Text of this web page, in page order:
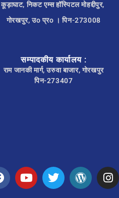
कूड़ाघाट, निकट एम्स हॉस्पिटल मोहद्दीपुर,
गोरखपुर, उo प्रo । पिन-273008
सम्पादकीय कार्यालय :
राम जानकी मार्ग, उरुवा बाजार, गोरखपुर
पिन-273407